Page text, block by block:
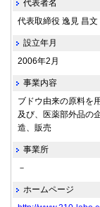
代表者名
代表取締役 逸見 昌文
設立年月
2006年2月
事業内容
ブドウ由来の原料を
及び、医薬部外品の
造、販売
事業所
－
ホームページ